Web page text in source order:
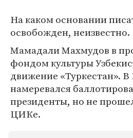
На каком основании
освобожден, неизвестно.
Мамадали Махмудов в
фондом культуры
движение «Туркестан». В
намеревался
президенты, но не
ЦИКе.